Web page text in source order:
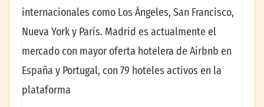
internacionales como Los Ángeles, San Francisco,
Nueva York y París. Madrid es actualmente el
mercado con mayor oferta hotelera de Airbnb en
España y Portugal, con 79 hoteles activos en la
plataforma